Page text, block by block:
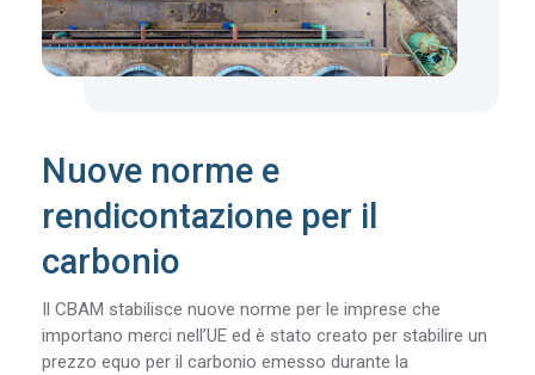
Nuove norme e
rendicontazione per il
carbonio
Il CBAM stabilisce nuove norme per le imprese che
importano merci nell’UE ed è stato creato per stabilire un
prezzo equo per il carbonio emesso durante la